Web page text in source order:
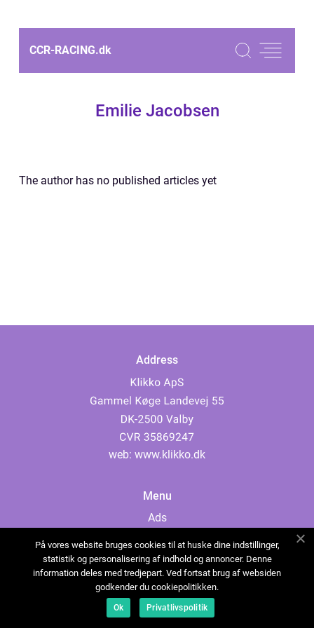
CCR-RACING.dk
Emilie Jacobsen
The author has no published articles yet
Address
web: www.klikko.dk
Menu
Ads
Cookies
Contact
Sitemap
På vores website bruges cookies til at huske dine indstillinger,
statistik og personalisering af indhold og annoncer. Denne
information deles med tredjepart. Ved fortsat brug af websiden
godkender du cookiepolitikken.
Ok Privatlivspolitik